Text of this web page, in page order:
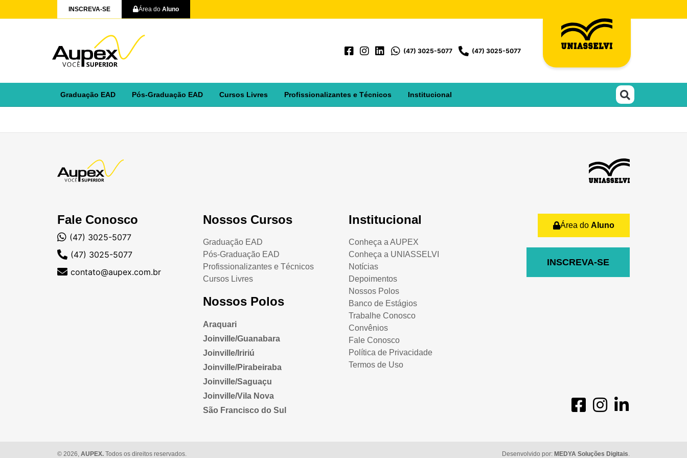
INSCREVA-SE Área do Aluno
(47) 3025-5077 (47) 3025-5077
Graduação EAD Pós-Graduação EAD Cursos Livres Profissionalizantes e Técnicos Institucional
Fale Conosco
(47) 3025-5077
(47) 3025-5077
contato@aupex.com.br
Nossos Cursos
Graduação EAD
Pós-Graduação EAD
Profissionalizantes e Técnicos
Cursos Livres
Nossos Polos
Araquari
Joinville/Guanabara
Joinville/Iririú
Joinville/Pirabeiraba
Joinville/Saguaçu
Joinville/Vila Nova
São Francisco do Sul
Institucional
Conheça a AUPEX
Conheça a UNIASSELVI
Notícias
Depoimentos
Nossos Polos
Banco de Estágios
Trabalhe Conosco
Convênios
Fale Conosco
Política de Privacidade
Termos de Uso
Área do Aluno
INSCREVA-SE
© 2026, AUPEX. Todos os direitos reservados. Desenvolvido por: MEDYA Soluções Digitais.